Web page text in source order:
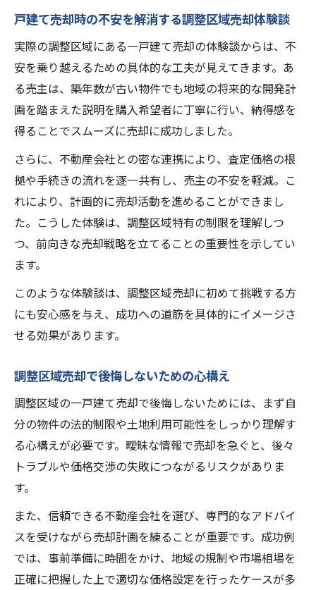
戸建て売却時の不安を解消する調整区域売却体験談
実際の調整区域にある一戸建て売却の体験談からは、不
安を乗り越えるための具体的な工夫が見えてきます。あ
る売主は、築年数が古い物件でも地域の将来的な開発計
画を踏まえた説明を購入希望者に丁寧に行い、納得感を
得ることでスムーズに売却に成功しました。
さらに、不動産会社との密な連携により、査定価格の根
拠や手続きの流れを逐一共有し、売主の不安を軽減。こ
れにより、計画的に売却活動を進めることができまし
た。こうした体験は、調整区域特有の制限を理解しつ
つ、前向きな売却戦略を立てることの重要性を示してい
ます。
このような体験談は、調整区域売却に初めて挑戦する方
にも安心感を与え、成功への道筋を具体的にイメージさ
せる効果があります。
調整区域売却で後悔しないための心構え
調整区域の一戸建て売却で後悔しないためには、まず自
分の物件の法的制限や土地利用可能性をしっかり理解す
る心構えが必要です。曖昧な情報で売却を急ぐと、後々
トラブルや価格交渉の失敗につながるリスクがありま
す。
また、信頼できる不動産会社を選び、専門的なアドバイ
スを受けながら売却計画を練ることが重要です。成功例
では、事前準備に時間をかけ、地域の規制や市場相場を
正確に把握した上で適切な価格設定を行ったケースが多